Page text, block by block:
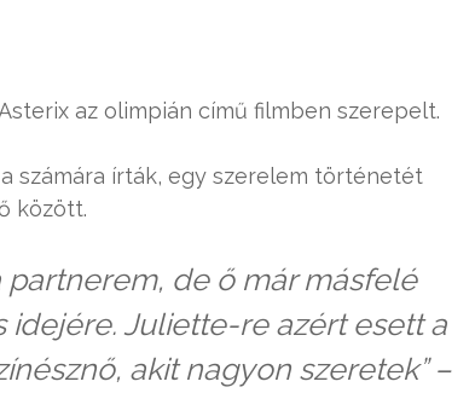
az olimpián című filmben szerepelt.
számára írták, egy szerelem történetét
között.
partnerem, de ő már másfelé
Juliette-re azért esett a
akit nagyon szeretek” –